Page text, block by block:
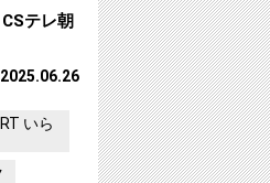
テレ朝
2025.06.26
いら